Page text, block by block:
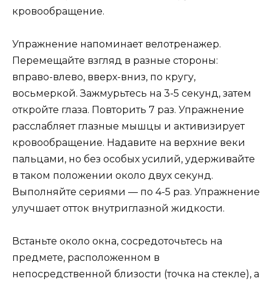
кровообращение.
Упражнение напоминает велотренажер.
Перемещайте взгляд в разные стороны:
вправо-влево, вверх-вниз, по кругу,
восьмеркой. Зажмурьтесь на 3-5 секунд, затем
откройте глаза. Повторить 7 раз. Упражнение
расслабляет глазные мышцы и активизирует
кровообращение. Надавите на верхние веки
пальцами, но без особых усилий, удерживайте
в таком положении около двух секунд.
Выполняйте сериями — по 4-5 раз. Упражнение
улучшает отток внутриглазной жидкости.
Встаньте около окна, сосредоточьтесь на
предмете, расположенном в
непосредственной близости (точка на стекле), а